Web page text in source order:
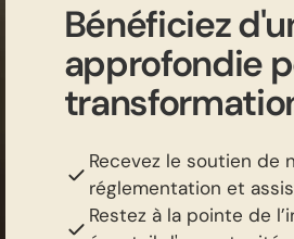
Bénéficiez
approfondie
Recevez le soutien de
réglementation et
Restez à la pointe de